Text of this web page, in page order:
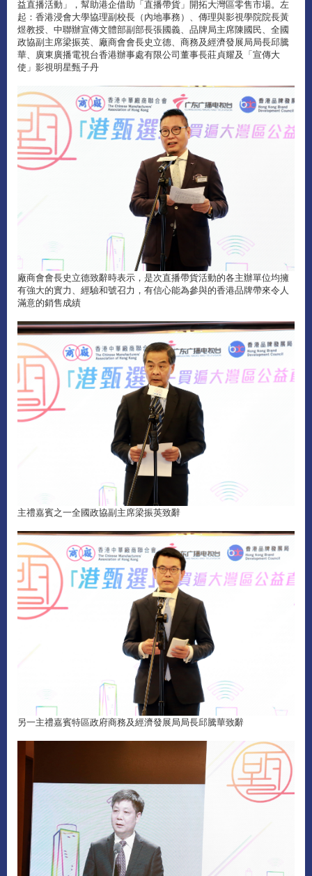
益直播活動」，幫助港企借助「直播帶貨」開拓大灣區零售市場。左
起：香港浸會大學協理副校長（內地事務）、傳理與影視學院院長黃
煜教授、中聯辦宣傳文體部副部長張國義、品牌局主席陳國民、全國
政協副主席梁振英、廠商會會長史立德、商務及經濟發展局局長邱騰
華、廣東廣播電視台香港辦事處有限公司董事長莊貞耀及「宣傳大
使」影視明星甄子丹
廠商會會長史立德致辭時表示，是次直播帶貨活動的各主辦單位均擁
有強大的實力、經驗和號召力，有信心能為參與的香港品牌帶來令人
滿意的銷售成績
主禮嘉賓之一全國政協副主席梁振英致辭
另一主禮嘉賓特區政府商務及經濟發展局局長邱騰華致辭